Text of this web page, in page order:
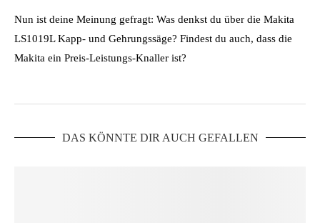
Nun ist deine Meinung gefragt: Was denkst du über die Makita
LS1019L Kapp- und Gehrungssäge? Findest du auch, dass die
Makita ein Preis-Leistungs-Knaller ist?
DAS KÖNNTE DIR AUCH GEFALLEN